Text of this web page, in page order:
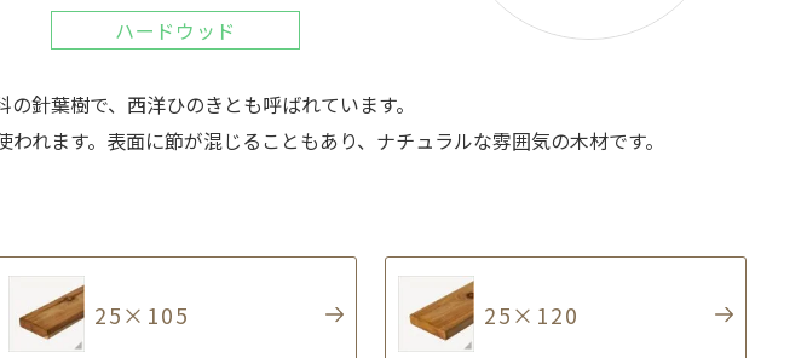
ハードウッド
の針葉樹で、西洋ひのきとも呼ばれています。
れます。表面に節が混じることもあり、ナチュラルな雰囲気の木材です。
25×105 25×120